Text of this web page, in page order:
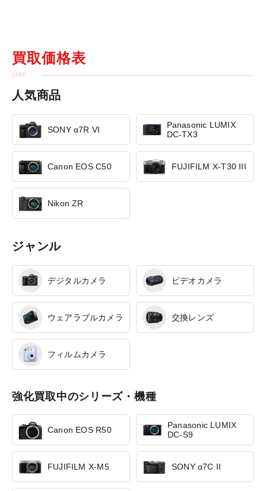
買取価格表
人気商品
SONY α7R VI
Panasonic LUMIX
DC-TX3
Canon EOS C50 FUJIFILM X-T30 III
Nikon ZR
ジャンル
デジタルカメラ ビデオカメラ
ウェアラブルカメラ 交換レンズ
フィルムカメラ
強化買取中のシリーズ・機種
Canon EOS R50
Panasonic LUMIX
DC-S9
FUJIFILM X-M5 SONY α7C II